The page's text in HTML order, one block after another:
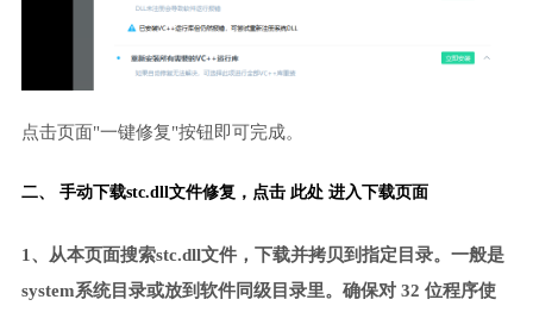
点击页面"一键修复"按钮即可完成。
二、 手动下载stc.dll文件修复， 点击 此处 进入下载页面
1、从本页面搜索stc.dll文件，下载并拷贝到指定目录。一般是
system系统目录或放到软件同级目录里。确保对 32 位程序使